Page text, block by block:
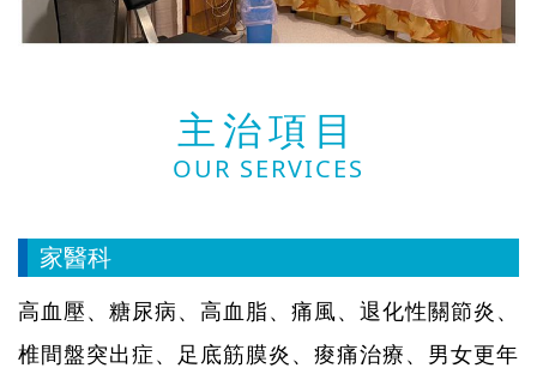
主治項目
OUR SERVICES
家醫科
高血壓、糖尿病、高血脂、痛風、退化性關節炎、
椎間盤突出症、足底筋膜炎、痠痛治療、男女更年